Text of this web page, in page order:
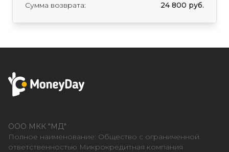
Сумма возврата: 24 800 руб.
ООО МКК "МД"
Полное наименование: Общество с ограниченной
ответственностью Микрокредитная компания